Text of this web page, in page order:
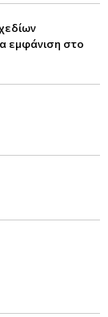
εμφάνιση στο